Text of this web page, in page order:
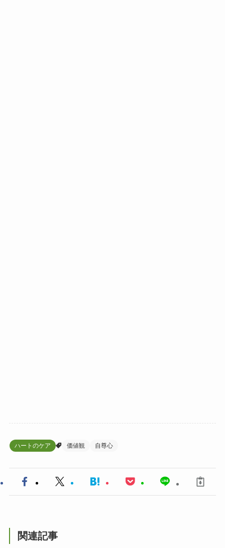
ハートのケア 価値観 自尊心
関連記事